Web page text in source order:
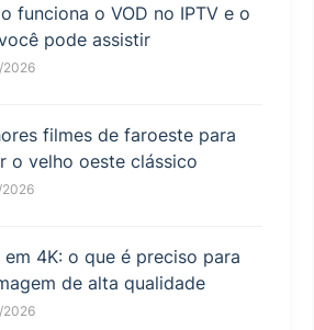
funciona o VOD no IPTV e o
pode assistir
filmes de faroeste para
o velho oeste clássico
em 4K: o que é preciso para
de alta qualidade